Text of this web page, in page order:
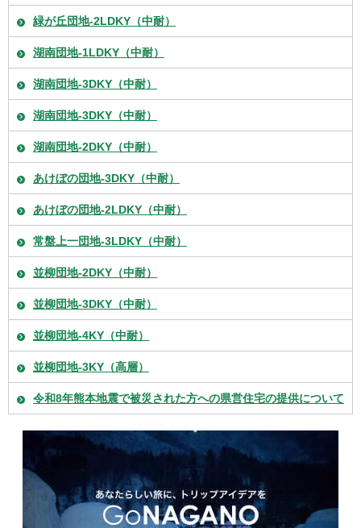
緑が丘団地-2LDKY（中耐）
湖南団地-1LDKY（中耐）
湖南団地-3DKY（中耐）
湖南団地-3DKY（中耐）
湖南団地-2DKY（中耐）
あけぼの団地-3DKY（中耐）
あけぼの団地-2LDKY（中耐）
常盤上一団地-3LDKY（中耐）
並柳団地-2DKY（中耐）
並柳団地-3DKY（中耐）
並柳団地-4KY（中耐）
並柳団地-3KY（高層）
令和8年熊本地震で被災された方への県営住宅の提供について